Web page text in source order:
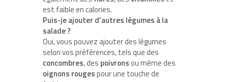
est faible en calories.
Puis-je ajouter d’autres légumes à la
salade ?
Oui, vous pouvez ajouter des légumes
selon vos préférences, tels que des
concombres, des poivronsou même des
oignons rougespour une touche de